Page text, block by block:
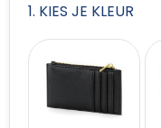
1. KIES JE KLEUR